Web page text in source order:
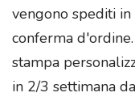
vengono spediti
conferma
stampa
in 2/3 settimana